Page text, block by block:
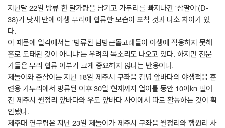
지난달 22일 방류 한 달가량을 남기고 가두리를 빠져나간 '삼팔이'(D-
38)가 닷새 만에 야생 무리에 합류한 모습이 포착 것과 다소 차이가 있
다.
이 때문에 일각에서는 '방류된 남방큰돌고래들이 야생에 적응하지 못해
홀로 도태된 것이 아니냐'는 우려의 목소리도 나오고 있다. 하지만 전문
가들은 무리 합류 여부가 크게 중요하지 않다는 반응이다.
제돌이와 춘삼이는 지난 18일 제주시 구좌읍 김녕 앞바다의 야생적응 훈
련용 가두리에서 방류된 이후 30일 현재까지 열이틀 동안 10여㎞ 떨어
진 제주시 월정리 앞바다와 우도 앞바다 사이에서 따로 활동하는 것이 확
인됐다.
제주대 연구팀은 지난 23일 제돌이가 제주시 구좌읍 월정리와 행원리 사